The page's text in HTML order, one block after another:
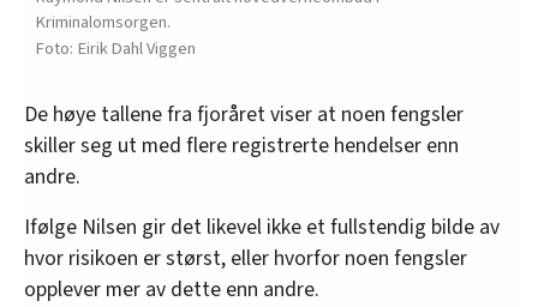
Kriminalomsorgen.
Eirik Dahl Viggen
De høye tallene fra fjoråret viser at noen fengsler
skiller seg ut med flere registrerte hendelser enn
andre.
Ifølge Nilsen gir det likevel ikke et fullstendig bilde av
hvor risikoen er størst, eller hvorfor noen fengsler
opplever mer av dette enn andre.